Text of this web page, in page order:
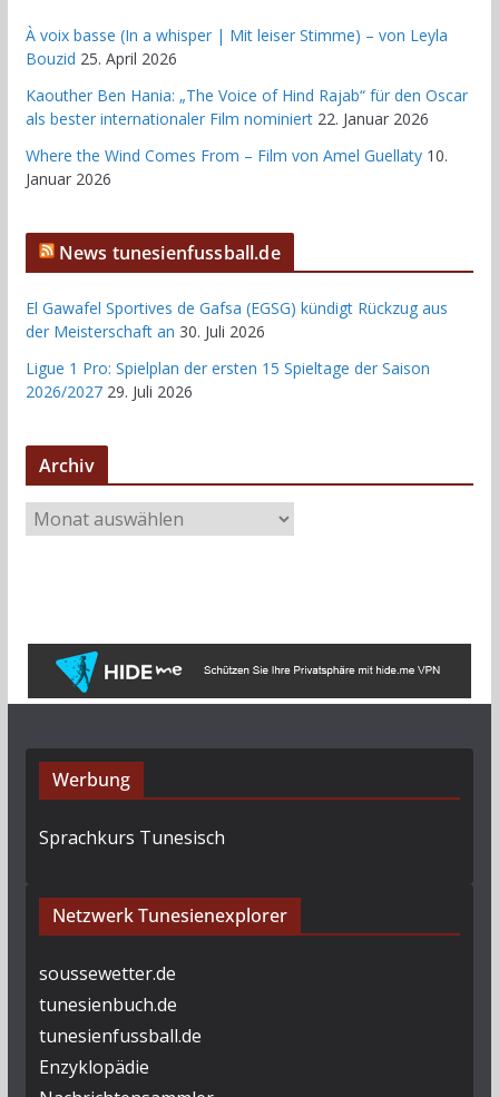
À voix basse (In a whisper | Mit leiser Stimme) – von Leyla
Bouzid 25. April 2026
Kaouther Ben Hania: „The Voice of Hind Rajab“ für den Oscar
als bester internationaler Film nominiert 22. Januar 2026
Where the Wind Comes From – Film von Amel Guellaty 10.
Januar 2026
News tunesienfussball.de
El Gawafel Sportives de Gafsa (EGSG) kündigt Rückzug aus
der Meisterschaft an 30. Juli 2026
Ligue 1 Pro: Spielplan der ersten 15 Spieltage der Saison
2026/2027 29. Juli 2026
Archiv
r
Werbung
Sprachkurs Tunesisch
Netzwerk Tunesienexplorer
soussewetter.de
tunesienbuch.de
tunesienfussball.de
Enzyklopädie